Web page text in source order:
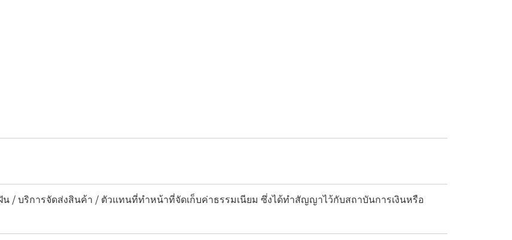
/ บริการจัดส่งสินค้า / ตัวแทนที่ทำหน้าที่จัดเก็บค่าธรรมเนียม ซึ่งได้ทำสัญญาไว้กับสถาบันการเงินหรือ